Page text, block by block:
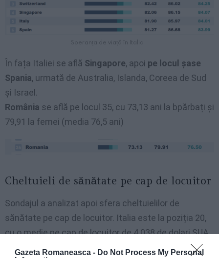
Gazeta Romaneasca - Do Not Process My Personal
Speranța de viață în Italia
În fața Italiei se află Singapore, apoi pe locul șase
Spania, urmată de Australia, Islanda, Coreea de Sud
și Israel.
România se află pe locul 35, cu 73,13 ani la bpărbați și
79,91 la femei (media 76,5 ani)
Cheltuieli de sănătate pe cap de locuitor
Sondajul a analizat apoi sfera cheltuielilor de
sănătate pe cap de locuitor. Italia este la poziția 20,
cu o medie pe cap de locuitor de 4.038 de dolari SUA.
În fruntea listei se află Statele Unite, cu o cheltuială